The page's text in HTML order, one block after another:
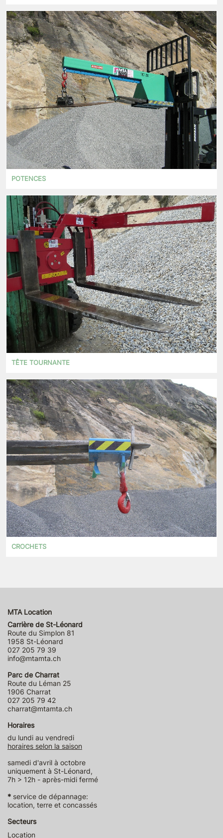
POTENCES
TÊTE TOURNANTE
CROCHETS
MTA Location
Carrière de St-Léonard
Route du Simplon 81
1958 St-Léonard
027 205 79 39
info@mtamta.ch
Parc de Charrat
Route du Léman 25
1906 Charrat
027 205 79 42
charrat@mtamta.ch
Horaires
du lundi au vendredi
horaires selon la saison
samedi d'avril à octobre
uniquement à St-Léonard,
7h > 12h - après-midi fermé
* service de dépannage:
location, terre et concassés
Secteurs
Location